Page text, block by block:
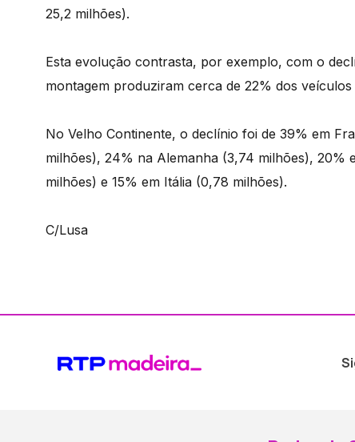
25,2 milhões).
Esta evolução contrasta, por exemplo, com o
montagem produziram cerca de 22% dos
No Velho Continente, o declínio foi de 39% em
milhões), 24% na Alemanha (3,74 milhões), 20%
milhões) e 15% em Itália (0,78 milhões).
C/Lusa